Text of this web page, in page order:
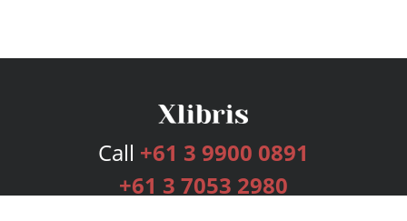
Call +61 3 9900 0891
+61 3 7053 2980